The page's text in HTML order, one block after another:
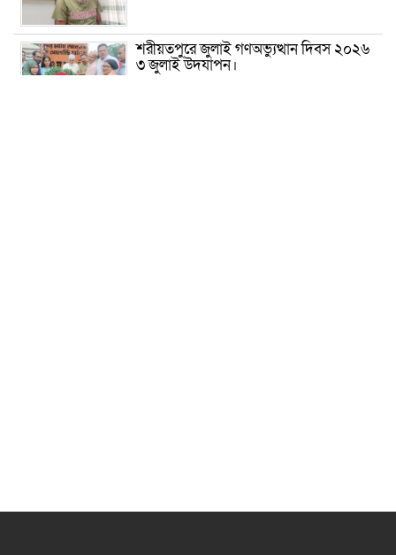
শরীয়তপুরে জুলাই গণঅভ্যুত্থান দিবস ২০২৬
৩ জুলাই উদযাপন।
“অসহযোগ” আন্দোলনের হুমকি